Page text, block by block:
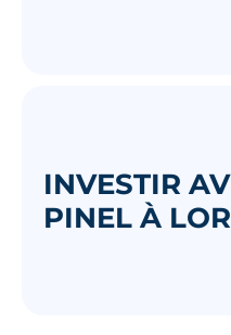
INVESTIR
PINEL À